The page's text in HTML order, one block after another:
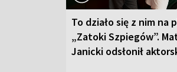
To działo się z nim na
„Zatoki Szpiegów”.
Janicki odsłonił